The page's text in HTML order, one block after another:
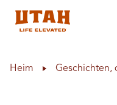
Heim Geschichten,